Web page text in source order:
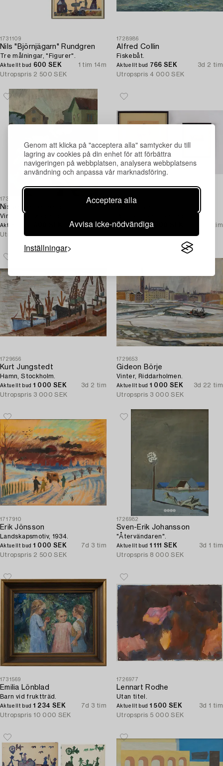
Genom att klicka på "acceptera alla" samtycker du till
lagring av cookies på din enhet för att förbättra
navigeringen på webbplatsen, analysera webbplatsens
användning och anpassa vår marknadsföring.
Acceptera alla
Avvisa icke-nödvändiga
Inställningar
1731109
Nils "Björnjägarn" Rundgren
Tre målningar, "Figurer".
Aktuellt bud 600 SEK
1 tim 14m
Utropspris 2 500 SEK
1728986
Alfred Collin
Fiskebåt.
Aktuellt bud 766 SEK
3d 2 tim
Utropspris 4 000 SEK
1730459
Nisse Zetterberg
Vinterlandskap med hus.
Aktuellt bud
2d 1 tim
Utropspris
1728773
Aktuellt bud1 000 SEK
1d 1 tim
1729656
Kurt Jungstedt
Hamn, Stockholm.
Aktuellt bud 1 000 SEK
3d 2 tim
Utropspris 3 000 SEK
1729653
Gideon Börje
Vinter, Riddarholmen.
Aktuellt bud 1 000 SEK
3d 22 tim
Utropspris 3 000 SEK
1717910
Erik Jönsson
Landskapsmotiv, 1934.
Aktuellt bud 1 000 SEK
7d 3 tim
Utropspris 2 500 SEK
1726982
Sven-Erik Johansson
"Återvändaren".
Aktuellt bud 1 111 SEK
3d 1 tim
Utropspris 8 000 SEK
1731569
Emilia Lönblad
Barn vid fruktträd.
Aktuellt bud 1 234 SEK
7d 3 tim
Utropspris 10 000 SEK
1726977
Lennart Rodhe
Utan titel.
Aktuellt bud 1 500 SEK
3d 1 tim
Utropspris 5 000 SEK